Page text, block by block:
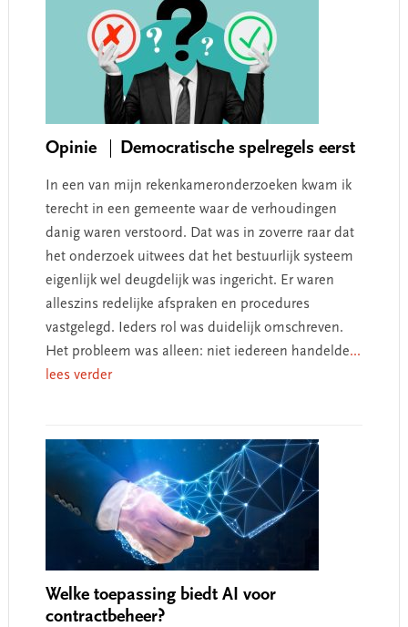
Opinie Democratische spelregels eerst
In een van mijn rekenkameronderzoeken kwam ik
terecht in een gemeente waar de verhoudingen
danig waren verstoord. Dat was in zoverre raar dat
het onderzoek uitwees dat het bestuurlijk systeem
eigenlijk wel deugdelijk was ingericht. Er waren
alleszins redelijke afspraken en procedures
vastgelegd. Ieders rol was duidelijk omschreven.
Het probleem was alleen: niet iedereen handelde...
lees verder
Welke toepassing biedt AI voor
contractbeheer?